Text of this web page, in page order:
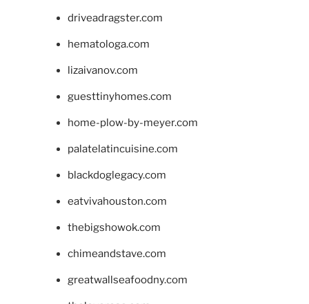
driveadragster.com
hematologa.com
lizaivanov.com
guesttinyhomes.com
home-plow-by-meyer.com
palatelatincuisine.com
blackdoglegacy.com
eatvivahouston.com
thebigshowok.com
chimeandstave.com
greatwallseafoodny.com